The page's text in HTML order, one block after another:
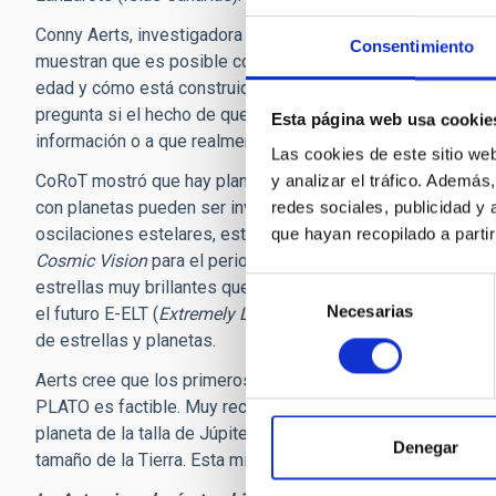
Consentimiento
Esta página web usa
Las cookies de este sitio
y analizar el tráfico.
redes sociales, publicidad y
que hayan recopilado a
Selección
de
consentimiento
Necesarias
Denegar
Conny Aerts, investigadora de la Universidad Católica de
muestran que es posible comprender la sismología de
edad y cómo está construida”. Aerts lamenta que todavía
pregunta si el hecho de que el Sistema Solar parezca
información o a que realmente es un caso único.
CoRoT mostró que hay planetas allí fuera, no sólo en el
con planetas pueden ser investigadas mediante un
oscilaciones estelares, está en estudio PLATO, una misión
Cosmic Visionpara el periodo 2015-2025. PLATO sería la
estrellas muy brillantes que también puedan ser
el futuro E-ELT (Extremely Large Telescope). Se trata de
de estrellas y planetas.
Aerts cree que los primeros resultados de Kepler prueban
PLATO es factible. Muy recientemente se demostró que
planeta de la talla de Júpiter a su alrededor. Con PLATO
tamaño de la Tierra. Esta misión ayudaría a entender el